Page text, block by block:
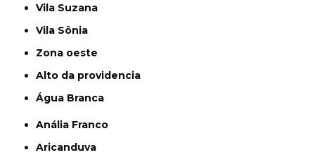
Vila Suzana
Vila Sônia
Zona oeste
alto da providencia
Água Branca
Anália Franco
Aricanduva